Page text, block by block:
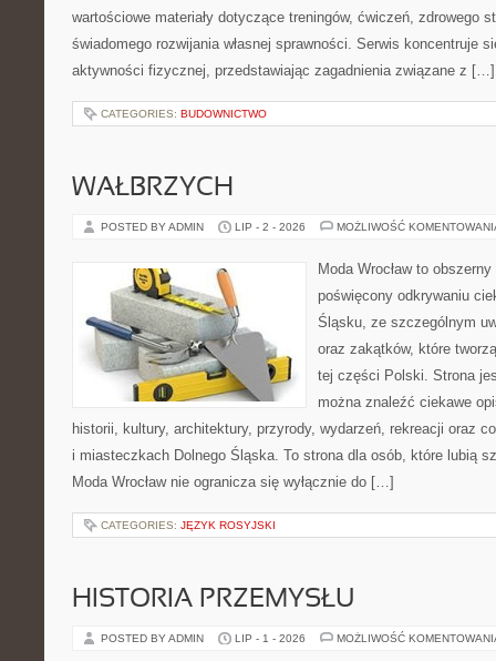
wartościowe materiały dotyczące treningów, ćwiczeń, zdrowego
świadomego rozwijania własnej sprawności. Serwis koncentruje
aktywności fizycznej, przedstawiając zagadnienia związane z […]
CATEGORIES: BUDOWNICTWO
WAŁBRZYCH
POSTED BY ADMIN LIP - 2 - 2026 MOŻLIWOŚĆ
Moda Wrocław to
poświęcony odkrywaniu
Śląsku, ze szczególnym
oraz zakątków, które
tej części Polski. Strona
można znaleźć ciekawe
historii, kultury, architektury, przyrody, wydarzeń, rekreacji oraz
i miasteczkach Dolnego Śląska. To strona dla osób, które lubią
Moda Wrocław nie ogranicza się wyłącznie do […]
CATEGORIES: JĘZYK ROSYJSKI
HISTORIA PRZEMYSŁU
POSTED BY ADMIN LIP - 1 - 2026 MOŻLIWOŚĆ